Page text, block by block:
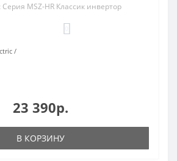
Серия MSZ-HR Классик инвертор
23 390р.
В КОРЗИНУ